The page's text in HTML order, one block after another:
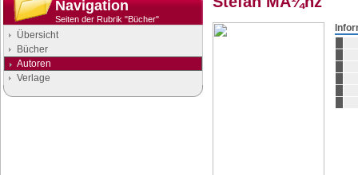
Navigation
Seiten der Rubrik "Bücher"
Übersicht
Bücher
Autoren
Verlage